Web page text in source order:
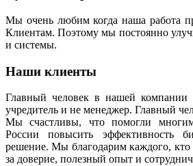
Мы очень любим когда наша работа
Клиентам. Поэтому мы постоянно
и системы.
Наши клиенты
Главный человек в нашей компании
учредитель и не менеджер. Главный
Мы счастливы, что помогли
России повысить эффективность
решение. Мы благодарим каждого, кто
за доверие, полезный опыт и